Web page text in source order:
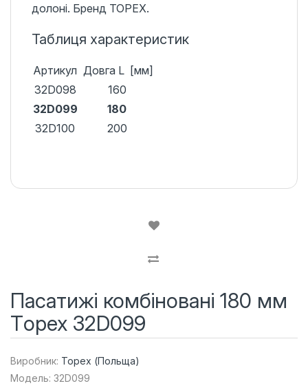
долоні. Бренд TOPEX.
Таблиця характеристик
Артикул Довга L [мм]
32D098
160
32D099
180
32D100
200
Пасатижі комбіновані 180 мм
Тopex 32D099
Виробник: Topex (Польща)
Модель: 32D099